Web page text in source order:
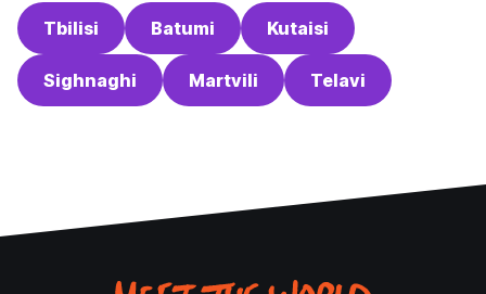
Tbilisi Batumi Kutaisi
Sighnaghi Martvili Telavi